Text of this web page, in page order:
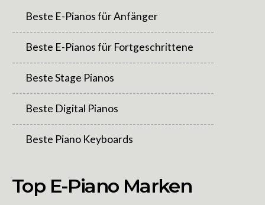
Beste E-Pianos für Anfänger
---------------------------------------------------------
Beste E-Pianos für Fortgeschrittene
---------------------------------------------------------
Beste Stage Pianos
---------------------------------------------------------
Beste Digital Pianos
---------------------------------------------------------
Beste Piano Keyboards
Top E-Piano Marken